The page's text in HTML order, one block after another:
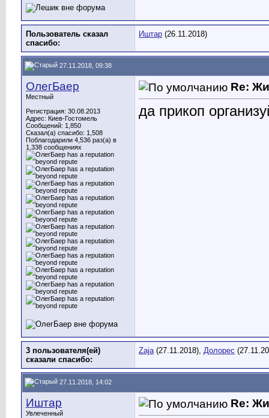
Пользователь сказал
cпасибо:
Иштар (26.11.2018)
27.11.2018, 09:38
ОлегБаер
Местный
Регистрация: 30.08.2013
Адрес: Киев-Гостомель
Сообщений: 1,850
Сказал(а) спасибо: 1,508
Поблагодарили 4,536 раз(а) в
1,338 сообщениях
Re:
да прикоп
3 пользователя(ей)
сказали cпасибо:
Zaja(27.11.2018), Долорес
27.11.2018, 14:02
Иштар
Увлеченный
Re: